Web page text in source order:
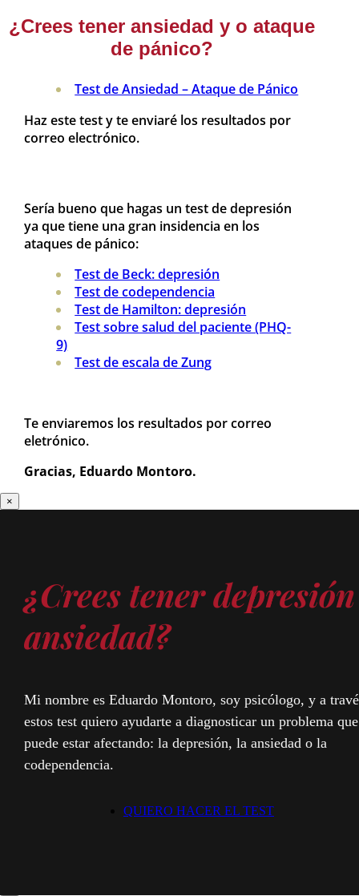
¿Crees tener ansiedad y o ataque
de pánico?
Test de Ansiedad – Ataque de Pánico
Haz este test y te enviaré los resultados por
correo electrónico.
Sería bueno que hagas un test de depresión
ya que tiene una gran insidencia en los
ataques de pánico:
Test de Beck: depresión
Test de codependencia
Test de Hamilton: depresión
Test sobre salud del paciente (PHQ-
9)
Test de escala de Zung
Te enviaremos los resultados por correo
eletrónico.
Gracias, Eduardo Montoro.
×
¿Crees tener
ansiedad?
Mi nombre es Eduardo Montoro, soy psicólogo, y a
estos test quiero ayudarte a diagnosticar un problema
puede estar afectando: la depresión, la ansiedad o la
codependencia.
QUIERO HACER EL TEST